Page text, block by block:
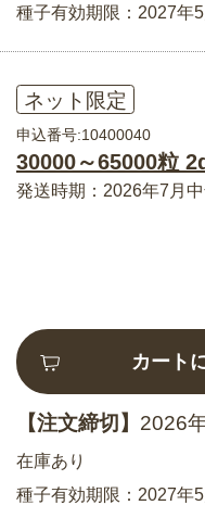
種子有効期限：2027年5
ネット限定
申込番号:10400040
30000～65000粒
発送時期：2026年7月
カート
【注文締切】 2026
在庫あり
種子有効期限：2027年5